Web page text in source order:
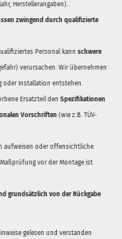
Herstellerangaben).
zwingend durch qualifizierte
Personal kann schwere
verursachen. Wir übernehmen
oder Installation entstehen.
Ersatzteil den Spezifikationen
Vorschriften (wie z.B. TÜV-
aufweisen oder offensichtliche
vor der Montage ist
grundsätzlich von der Rückgabe
gelesen und verstanden